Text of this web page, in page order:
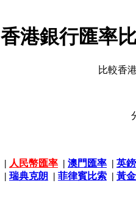
香港銀行匯率
比較香
| 人民幣匯率 | 澳門匯率 | 英
| 瑞典克朗 | 菲律賓比索 | 黃